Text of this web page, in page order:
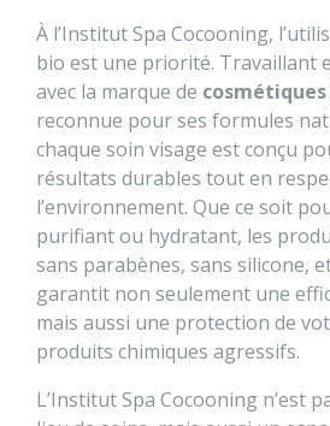
À l’Institut Spa Cocooning,
bio est une priorité. Travaillant
avec la marque de cosmétiques
reconnue pour ses formules
chaque soin visage est conçu
résultats durables tout en
l’environnement. Que ce soit
purifiant ou hydratant, les
sans parabènes, sans silicone,
garantit non seulement une
mais aussi une protection de
produits chimiques agressifs.
L’Institut Spa Cocooning n’est